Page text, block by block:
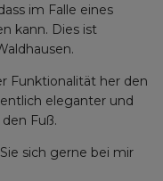
im Falle eines
kann. Dies ist
Funktionalität her den
eleganter und
Fuß.
sich gerne bei mir